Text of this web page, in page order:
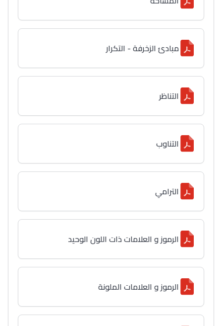
Lycée Maroc
Collège au Maroc
Post-Bac
مبادئ الزخرفة - التكرار
التناظر
التناوب
الترامي
الرموز و العلامات ذات اللون الوحيد
الرموز و العلامات الملونة